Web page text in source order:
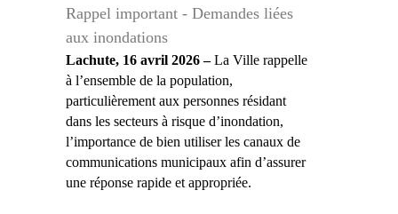
Rappel important - Demandes liées
aux inondations
Lachute, 16 avril 2026 –La Ville rappelle
à l’ensemble de la population,
particulièrement aux personnes résidant
dans les secteurs à risque d’inondation,
l’importance de bien utiliser les canaux de
communications municipaux afin d’assurer
une réponse rapide et appropriée.